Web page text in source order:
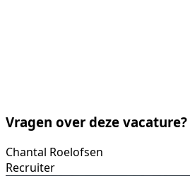
Vragen over deze
Chantal Roelofsen
Recruiter